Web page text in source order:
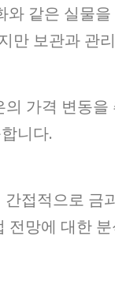
같은 실물
만 보관과 관
가격 변동
니다.
접적으로 금
전망에 대한